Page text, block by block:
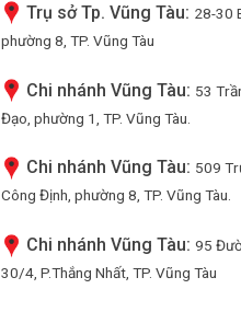
Trụ sở Tp. Vũng Tàu: 28-30
phường 8, TP. Vũng Tàu
Chi nhánh Vũng Tàu: 53
Đạo, phường 1, TP. Vũng Tàu.
Chi nhánh Vũng Tàu: 509
Công Định, phường 8, TP. Vũng Tàu.
Chi nhánh Vũng Tàu:95
30/4, P.Thắng Nhất, TP. Vũng Tàu